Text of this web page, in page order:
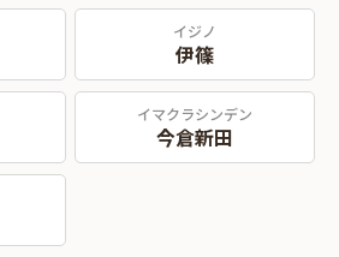
イジノ
伊篠
イマクラシンデン
今倉新田